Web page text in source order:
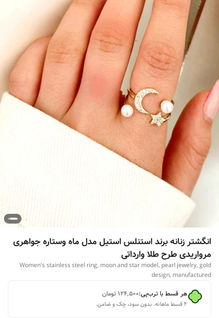
انگشتر زنانه برند استنلس استیل مدل ماه وستاره جواهری
مرواریدی طرح طلا وارداتی
Women's stainless steel ring, moon and star model, pearl jewelry, gold
design, manufactured
هر قسط با ترب‌پی:۱۲۴٬۵۰۰تومان
۴ قسط ماهانه. بدون سود، چک و ضامن.